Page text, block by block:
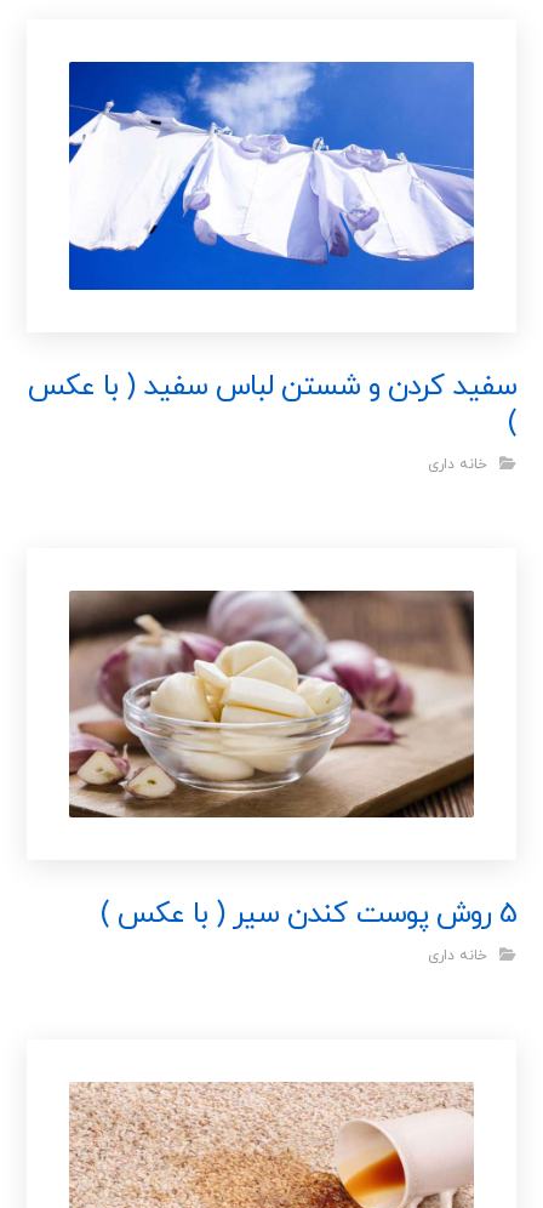
سفید کردن و شستن لباس سفید ( با عکس
)
خانه داری
5 روش پوست کندن سیر ( با عکس )
خانه داری